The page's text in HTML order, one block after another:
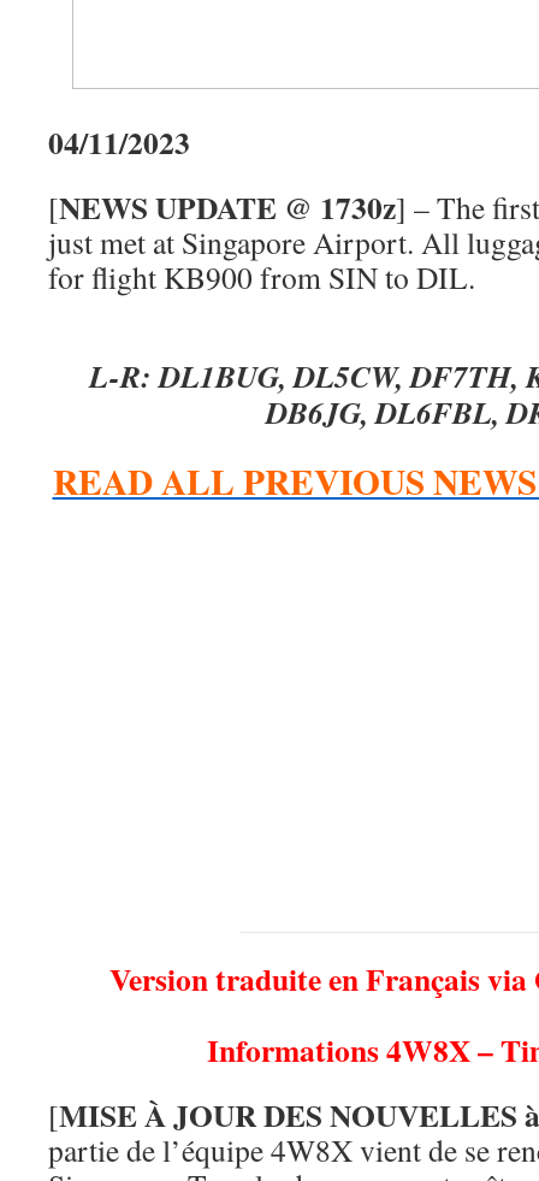
04/11/2023
[NEWS UPDATE @ 1730z] – The
just met at Singapore Airport. All
for flight KB900 from SIN to DIL.
L-R: DL1BUG, DL5CW, DF7TH,
DB6JG, DL6FBL,
READ ALL PREVIOUS
Version traduite en Français via
Informations 4W8X –
[MISE À JOUR DES NOUVELLES
partie de l’équipe 4W8X vient de se